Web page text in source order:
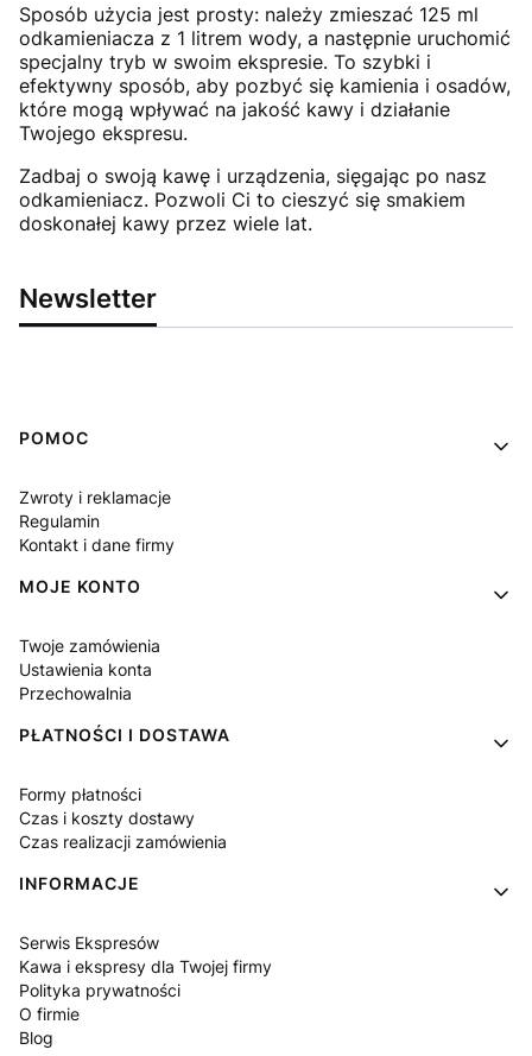
Sposób użycia jest prosty: należy zmieszać 125 ml
odkamieniacza z 1 litrem wody, a następnie uruchomić
specjalny tryb w swoim ekspresie. To szybki i
efektywny sposób, aby pozbyć się kamienia i osadów,
które mogą wpływać na jakość kawy i działanie
Twojego ekspresu.
Zadbaj o swoją kawę i urządzenia, sięgając po nasz
odkamieniacz. Pozwoli Ci to cieszyć się smakiem
doskonałej kawy przez wiele lat.
Newsletter
Linki w stopce
POMOC
Zwroty i reklamacje
Regulamin
Kontakt i dane firmy
MOJE KONTO
Twoje zamówienia
Ustawienia konta
Przechowalnia
PŁATNOŚCI I DOSTAWA
Formy płatności
Czas i koszty dostawy
Czas realizacji zamówienia
INFORMACJE
Serwis Ekspresów
Kawa i ekspresy dla Twojej firmy
Polityka prywatności
O firmie
Blog